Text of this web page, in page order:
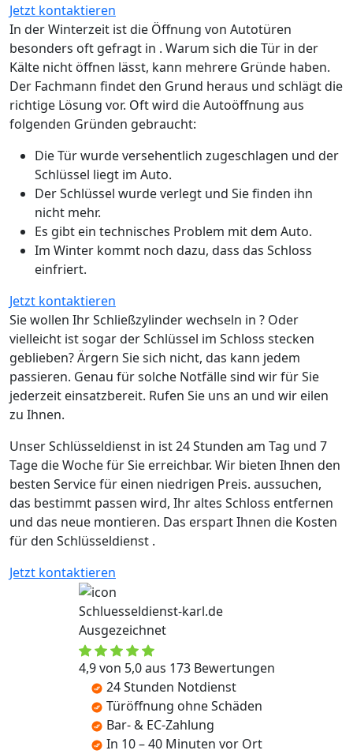
Jetzt kontaktieren
In der Winterzeit ist die Öffnung von Autotüren
besonders oft gefragt in . Warum sich die Tür in der
Kälte nicht öffnen lässt, kann mehrere Gründe haben.
Der Fachmann findet den Grund heraus und schlägt die
richtige Lösung vor. Oft wird die Autoöffnung aus
folgenden Gründen gebraucht:
Die Tür wurde versehentlich zugeschlagen und der
Schlüssel liegt im Auto.
Der Schlüssel wurde verlegt und Sie finden ihn
nicht mehr.
Es gibt ein technisches Problem mit dem Auto.
Im Winter kommt noch dazu, dass das Schloss
einfriert.
Jetzt kontaktieren
Sie wollen Ihr Schließzylinder wechseln in ? Oder
vielleicht ist sogar der Schlüssel im Schloss stecken
geblieben? Ärgern Sie sich nicht, das kann jedem
passieren. Genau für solche Notfälle sind wir für Sie
jederzeit einsatzbereit. Rufen Sie uns an und wir eilen
zu Ihnen.
Unser Schlüsseldienst in ist 24 Stunden am Tag und 7
Tage die Woche für Sie erreichbar. Wir bieten Ihnen den
besten Service für einen niedrigen Preis. aussuchen,
das bestimmt passen wird, Ihr altes Schloss entfernen
und das neue montieren. Das erspart Ihnen die Kosten
für den Schlüsseldienst .
Jetzt kontaktieren
Schluesseldienst-karl.de
Ausgezeichnet
4,9 von 5,0 aus 173 Bewertungen
24 Stunden Notdienst
Türöffnung ohne Schäden
Bar- & EC-Zahlung
In 10 – 40 Minuten vor Ort